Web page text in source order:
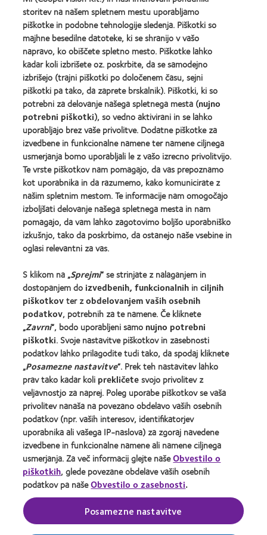
Area
Product
of
the
Year
best
product
award
with
MyDay™
Learn
more
about
Hermes
Creative
Awards
Learn
more
about
EyeVote
Readers’
Choice
Awards
Naši izdelki
Poiščite svoje kontaktne leče
Tehnologija kontaktnih leč
Najdite Optika
Nov uporabnik
Izkušen uporabnik
O družbi CooperVision
Zaposlitev pri družbi CooperVision
Središče za novice
Stik z nami
Legal
Pogoji zagotavljanja storitev
Pravilnik o piškotkih
Pravilnik o varovanju zasebnosti
Domača stran za specialiste za oči
storitev na našem spletnem mestu uporabljamo
piškotke in podobne tehnologije sledenja. Piškotki so
majhne besedilne datoteke, ki se shranijo v vašo
napravo, ko obiščete spletno mesto. Piškotke lahko
kadar koli izbrišete oz. poskrbite, da se samodejno
izbrišejo (trajni piškotki po določenem času, sejni
piškotki pa tako, da zaprete brskalnik). Piškotki, ki so
potrebni za delovanje našega spletnega mesta (nujno
potrebni piškotki), so vedno aktivirani in se lahko
uporabljajo brez vaše privolitve. Dodatne piškotke za
izvedbene in funkcionalne namene ter namene ciljnega
usmerjanja bomo uporabljali le z vašo izrecno privolitvijo.
Te vrste piškotkov nam pomagajo, da vas prepoznamo
kot uporabnika in da razumemo, kako komunicirate z
našim spletnim mestom. Te informacije nam omogočajo
izboljšati delovanje našega spletnega mesta in nam
pomagajo, da vam lahko zagotovimo boljšo uporabniško
izkušnjo, tako da poskrbimo, da ostanejo naše vsebine in
oglasi relevantni za vas.
S klikom na „Sprejmi“ se strinjate z nalaganjem in
dostopanjem do izvedbenih, funkcionalnih inciljnih
piškotkovter zobdelovanjem vaših osebnih
podatkov, potrebnih za te namene. Če kliknete
„Zavrni“, bodo uporabljeni samo nujno potrebni
piškotki. Svoje nastavitve piškotkov in zasebnosti
podatkov lahko prilagodite tudi tako, da spodaj kliknete
„Posamezne nastavitve“. Prek teh nastavitev lahko
prav tako kadar koli prekličetesvojo privolitev z
veljavnostjo za naprej. Poleg uporabe piškotkov se vaša
privolitev nanaša na povezano obdelavo vaših osebnih
podatkov (npr. vaših interesov, identifikatorjev
uporabnika ali vašega IP-naslova) za zgoraj navedene
izvedbene in funkcionalne namene ali namene ciljnega
usmerjanja. Za več informacij glejte našeObvestilo o
piškotkih, glede povezane obdelave vaših osebnih
podatkov pa našeObvestilo o zasebnosti.
Posamezne nastavitve